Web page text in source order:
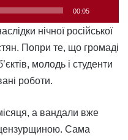
00:05
нічної російської
Попри те, що громаді
молодь і студенти
роботи.
а вандали вже
Сама